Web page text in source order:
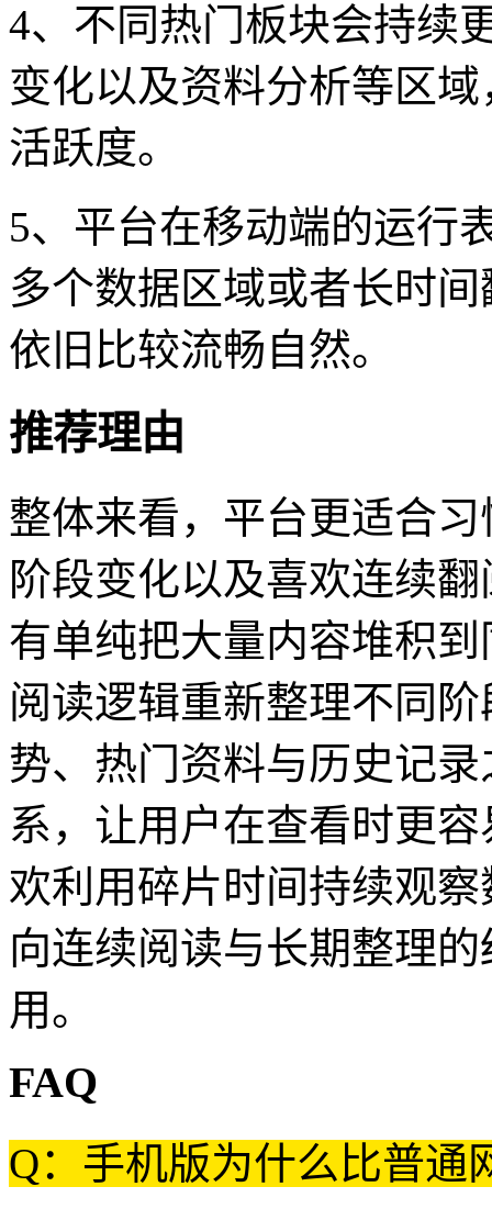
4、不同热门板块会持续
变化以及资料分析等区
活跃度。
5、平台在移动端的运行
多个数据区域或者长时
依旧比较流畅自然。
推荐理由
整体来看，平台更适合
阶段变化以及喜欢连续
有单纯把大量内容堆积
阅读逻辑重新整理不同
势、热门资料与历史记
系，让用户在查看时更
欢利用碎片时间持续观
向连续阅读与长期整理
用。
FAQ
Q：手机版为什么比普通